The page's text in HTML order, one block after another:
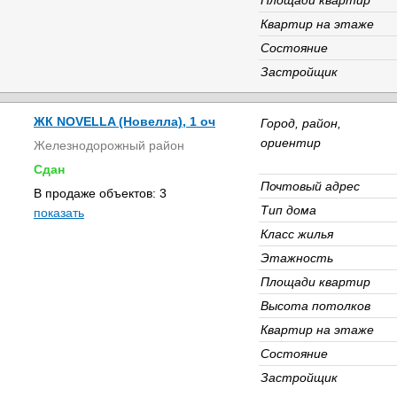
Квартир на этаже
Состояние
Застройщик
ЖК NOVELLA (Новелла), 1 оч
Железнодорожный район
Сдан
В продаже объектов: 3
показать
Город, район,
ориентир
Почтовый адрес
Тип дома
Класс жилья
Этажность
Площади квартир
Высота потолков
Квартир на этаже
Состояние
Застройщик